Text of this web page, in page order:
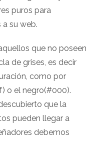
puros para
su web.
que no poseen
de grises, es decir
como por
o el negro(#000).
que la
pueden llegar a
debemos